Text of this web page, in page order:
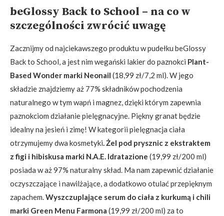
beGlossy Back to School – na co w
szczególności zwrócić uwagę
Zacznijmy od najciekawszego produktu w pudełku beGlossy
Back to School, a jest nim wegański lakier do paznokci Plant-
Based Wonder marki Neonail (18,99 zł/7,2 ml). W jego
składzie znajdziemy aż 77% składników pochodzenia
naturalnego w tym wapń i magnez, dzięki którym zapewnia
paznokciom działanie pielęgnacyjne. Piękny granat będzie
idealny na jesień i zimę! W kategorii pielęgnacja ciała
otrzymujemy dwa kosmetyki. Żel pod prysznic z ekstraktem
z figi i hibiskusa marki N.A.E. Idratazione (19,99 zł/200 ml)
posiada w aż 97% naturalny skład. Ma nam zapewnić działanie
oczyszczające i nawilżające, a dodatkowo otulać przepięknym
zapachem.Wyszczuplające serum do ciała z kurkumą i chili
marki Green Menu Farmona (19,99 zł/200 ml) za to